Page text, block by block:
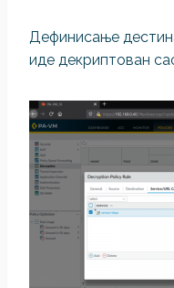
Дефинисање
иде декриптован